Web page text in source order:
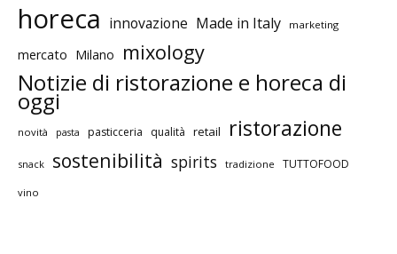
horeca innovazione Made in Italy marketing
mercato Milano mixology
Notizie di ristorazione e horeca di
oggi
novità pasta pasticceria qualità retail ristorazione
snack sostenibilità spirits tradizione TUTTOFOOD
vino